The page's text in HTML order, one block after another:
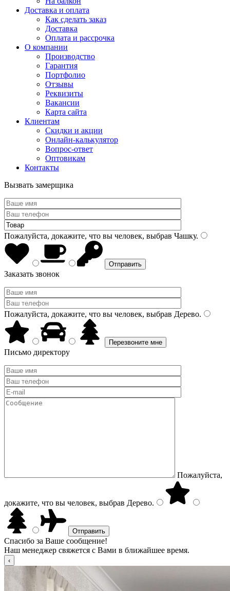
Доставка и оплата
Как сделать заказ
Доставка
Оплата и рассрочка
О компании
Производство
Гарантия
Портфолио
Отзывы
Реквизиты
Вакансии
Карта сайта
Клиентам
Скидки и акции
Онлайн-калькулятор
Вопрос-ответ
Оптовикам
Контакты
Вызвать замерщика
Пожалуйста, докажите, что вы человек, выбрав Чашку.
Заказать звонок
Пожалуйста, докажите, что вы человек, выбрав Дерево.
Письмо директору
Пожалуйста,
докажите, что вы человек, выбрав Дерево.
Спасибо за Ваше сообщение!
Наш менеджер свяжется с Вами в ближайшее время.